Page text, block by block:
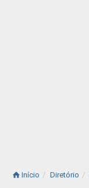
Início Diretório